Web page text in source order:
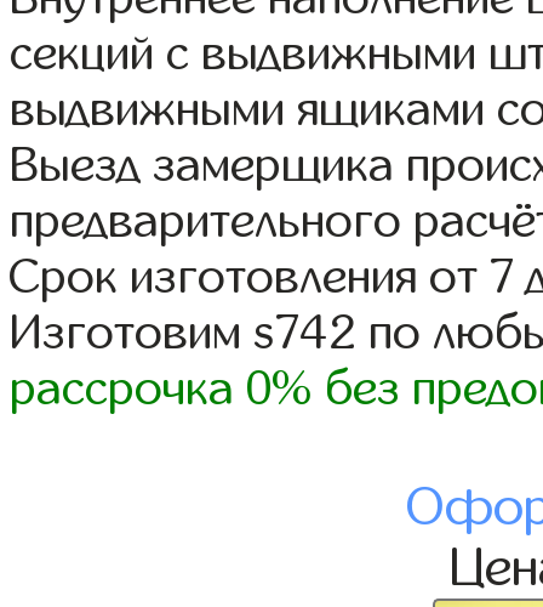
секций с выдвижными
выдвижными ящиками
Выезд замерщика
предварительного
Срок изготовления от 7
Изготовим s742 по
рассрочка 0% без